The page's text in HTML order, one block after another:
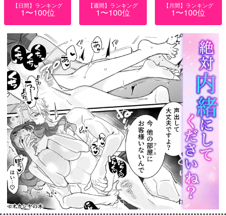
【日間】ランキング
1〜100位
【週間】ランキング
1〜100位
【月間】ランキング
1〜100位